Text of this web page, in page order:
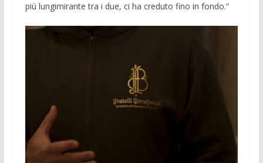
più lungimirante tra i due, ci ha creduto fino in fondo.”